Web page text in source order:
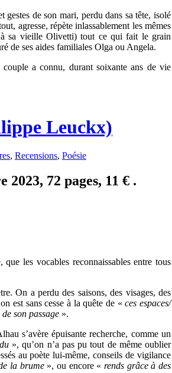
de son mari, perdu dans sa tête, isolé
agresse, répète inlassablement les mêmes
à sa vieille Olivetti) tout ce qui fait le grain
de ses aides familiales Olga ou Angela.
a connu, durant soixante ans de vie
Leuckx)
, Recensions, Poésie
72 pages, 11 € .
les vocables reconnaissables entre tous
On a perdu des saisons, des visages, des
est sans cesse à la quête de «ces espaces/
son passage ».
s’avère épuisante recherche, comme un
», qu’on n’a pas pu tout de même oublier
au poète lui-même, conseils de vigilance
la brume », ou encore « rends grâce à des